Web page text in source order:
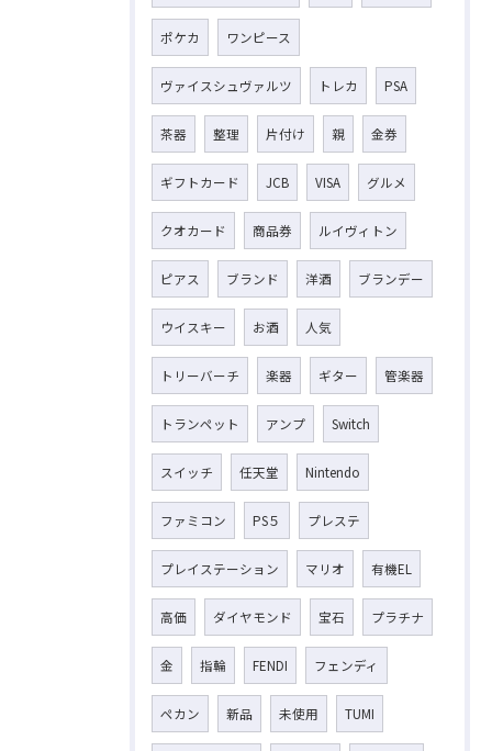
ポケカ ワンピース
ヴァイスシュヴァルツ トレカ PSA
茶器 整理 片付け 親 金券
ギフトカード JCB VISA グルメ
クオカード 商品券 ルイヴィトン
ピアス ブランド 洋酒 ブランデー
ウイスキー お酒 人気
トリーバーチ 楽器 ギター 管楽器
トランペット アンプ Switch
スイッチ 任天堂 Nintendo
ファミコン PS５ プレステ
プレイステーション マリオ 有機EL
高価 ダイヤモンド 宝石 プラチナ
金 指輪 FENDI フェンディ
ペカン 新品 未使用 TUMI